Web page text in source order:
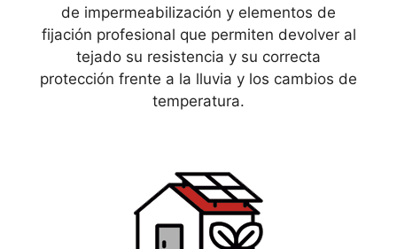
de impermeabilización y elementos de
fijación profesional que permiten devolver al
tejado su resistencia y su correcta
protección frente a la lluvia y los cambios de
temperatura.